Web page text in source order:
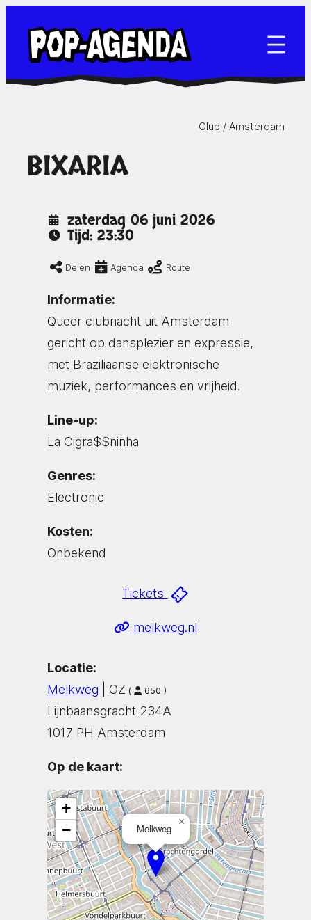
naar
inhoud
Club / Amsterdam
BIXARIA
zaterdag 06 juni 2026
Tijd: 23:30
Delen Agenda Route
Informatie:
Queer clubnacht uit Amsterdam
gericht op dansplezier en expressie,
met Braziliaanse elektronische
muziek, performances en vrijheid.
Line-up:
La Cigra$$ninha
Genres:
Electronic
Kosten:
Onbekend
Tickets
melkweg.nl
Locatie:
Melkweg | OZ ( 650 )
Lijnbaansgracht 234A
1017 PH Amsterdam
Op de kaart:
Melkweg
×
+
−